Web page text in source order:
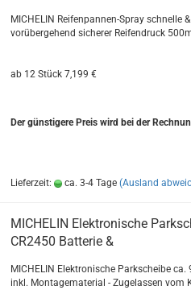
MI­CHE­LIN Reifenpannen-​Spray schnel­le
vor­über­ge­hend si­che­rer Rei­fen­druck
ab 12 Stück 7,199 €
Der güns­ti­ge­re Preis wird bei der
Lieferzeit: ca. 3-4 Tage (Ausland
MI­CHE­LIN Elek­tro­ni­sche
CR2450 Bat­te­rie &
MI­CHE­LIN Elek­tro­ni­sche Park­schei­be
inkl. Mon­ta­ge­ma­te­ri­al - Zu­ge­las­sen vom